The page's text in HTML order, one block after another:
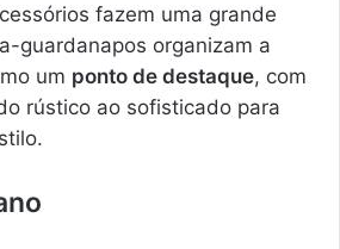
fazem uma grande
guardanapos organizam a
um ponto de destaque, com
rústico ao sofisticado para